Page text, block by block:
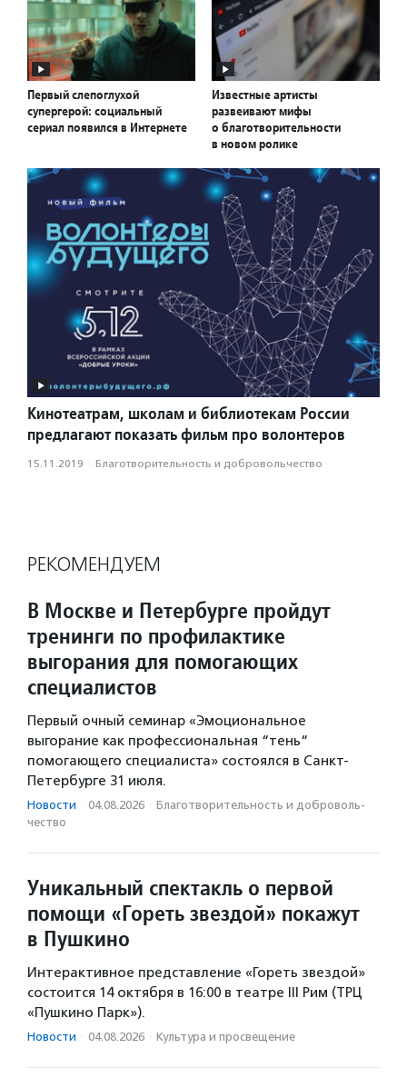
Первый слепоглухой
супергерой: социальный
сериал появился в Интернете
Известные артисты
развеивают мифы
о благотворительности
в новом ролике
Кинотеатрам, школам и библиотекам России
предлагают показать фильм про волонтеров
15.11.2019 · Благотвори­тель­ность и доброволь­чест­во
РЕКОМЕНДУЕМ
В Москве и Петербурге пройдут
тренинги по профилактике
выгорания для помогающих
специалистов
Первый очный семинар «Эмоциональное
выгорание как профессиональная “тень“
помогающего специалиста» состоялся в Санкт-
Петербурге 31 июля.
Новости · 04.08.2026 · Благотвори­тель­ность и доброволь­
чест­во
Уникальный спектакль о первой
помощи «Гореть звездой» покажут
в Пушкино
Интерактивное представление «Гореть звездой»
состоится 14 октября в 16:00 в театре III Рим (ТРЦ
«Пушкино Парк»).
Новости · 04.08.2026 · Культура и просвещение